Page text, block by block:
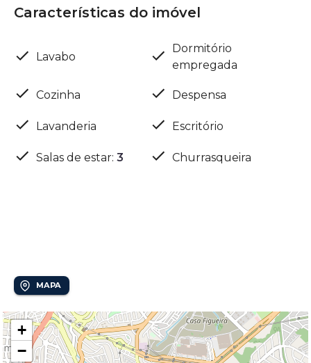
Características do imóvel
Lavabo
Dormitório
empregada
Cozinha Despensa
Lavanderia Escritório
Salas de estar: 3 Churrasqueira
MAPA
+
−